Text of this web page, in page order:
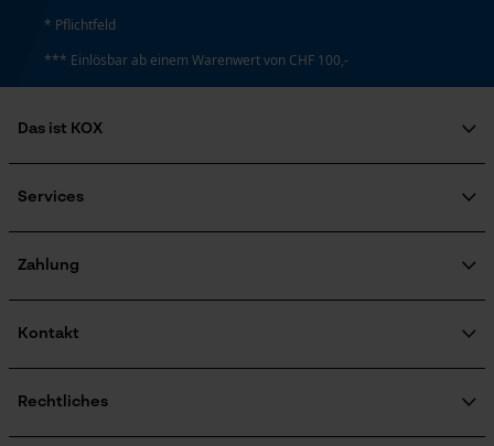
* Pflichtfeld
*** Einlösbar ab einem Warenwert von CHF 100,-
Das ist KOX
Soziales Engagement
Newsletter-Anmeldung
Services
Zertifizierte Qualität von KOX
Zahlung
Kontakt
Bestellformular
Rechtliches